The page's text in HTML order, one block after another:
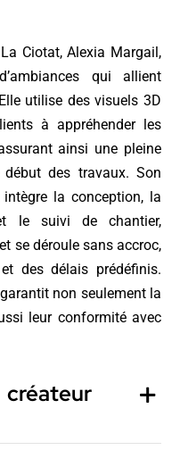
Ciotat, Alexia Margail,
qui allient
utilise des visuels 3D
à appréhender les
ainsi une pleine
des travaux. Son
la conception, la
le suivi de chantier,
se déroule sans accroc,
des délais prédéfinis.
non seulement la
leur conformité avec